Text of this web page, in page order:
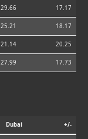
29.66 17.17
25.21 18.17
21.14 20.25
27.99 17.73
Dubai +/-